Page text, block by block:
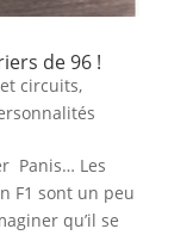
de 96 !
circuits,
Panis… Les
F1 sont un peu
qu’il se